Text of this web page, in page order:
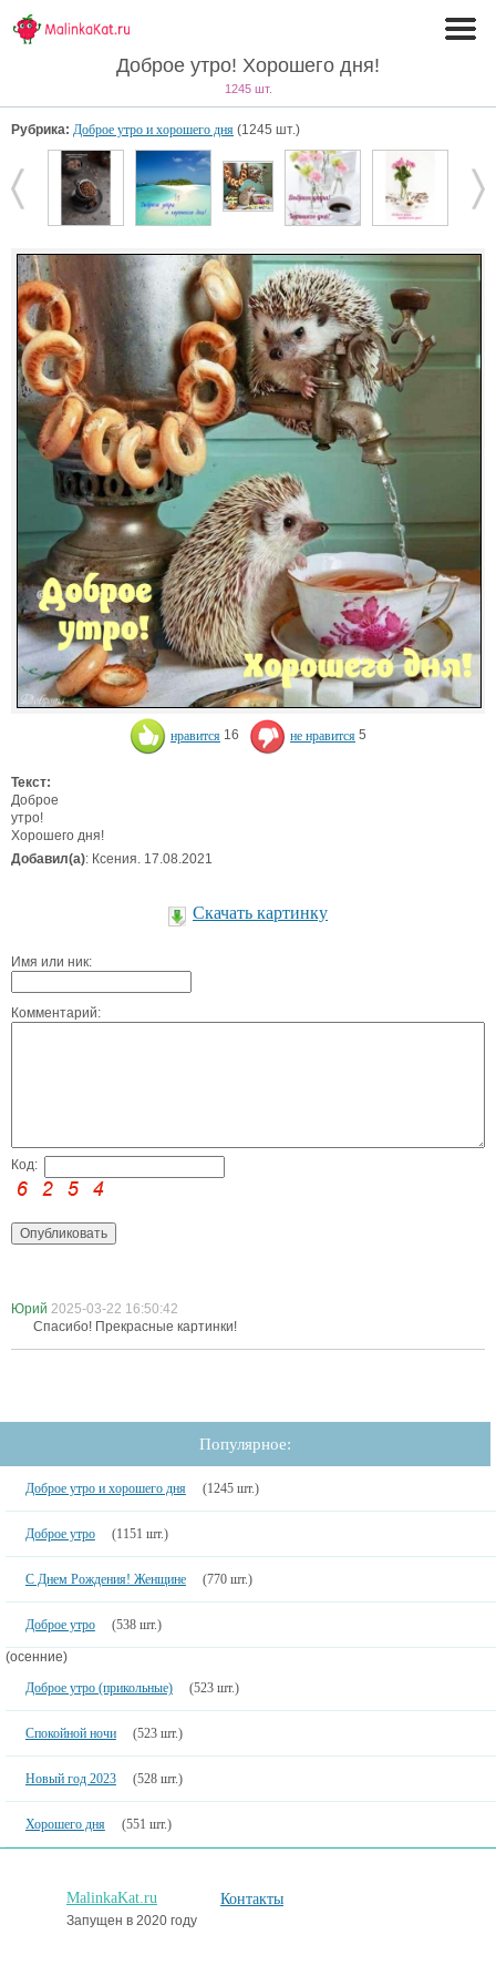
Доброе утро! Хорошего дня!
1245 шт.
Рубрика: Доброе утро и хорошего дня (1245 шт.)
нравится 16 не нравится 5
Текст:
Доброе
утро!
Хорошего дня!
Добавил(а): Ксения. 17.08.2021
Скачать картинку
Имя или ник:
Комментарий:
Код:
Юрий 2025-03-22 16:50:42
Спасибо! Прекрасные картинки!
Популярное:
Доброе утро и хорошего дня (1245 шт.)
Доброе утро (1151 шт.)
С Днем Рождения! Женщине (770 шт.)
Доброе утро (538 шт.)
(осенние)
Доброе утро (прикольные)
(523 шт.)
Спокойной ночи (523 шт.)
Новый год 2023 (528 шт.)
Хорошего дня (551 шт.)
MalinkaKat.ru
Запущен в 2020 году
Контакты